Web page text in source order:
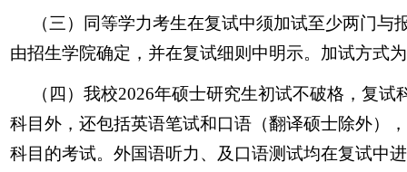
（三）同等学力考生在复试中须加试至少两门
由招生学院确定，并在复试细则中明示。加试方式
（四）我校2026年硕士研究生初试不破格，复
科目外，还包括英语笔试和口语（翻译硕士除外）
科目的考试。外国语听力、及口语测试均在复试中